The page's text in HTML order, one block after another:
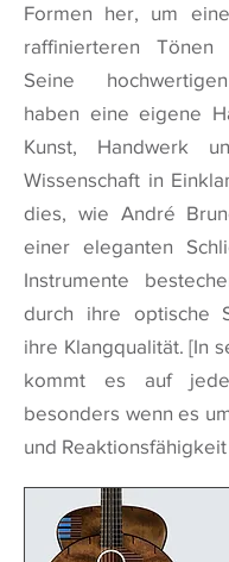
Formen her, um
raffinierteren Tönen
Seine
haben eine eigene
Kunst, Handwerk
Wissenschaft in
dies, wie André
einer eleganten
Instrumente
durch ihre optische
ihre Klangqualität. [In
kommt es auf
besonders wenn es
und Reaktionsfähigkeit